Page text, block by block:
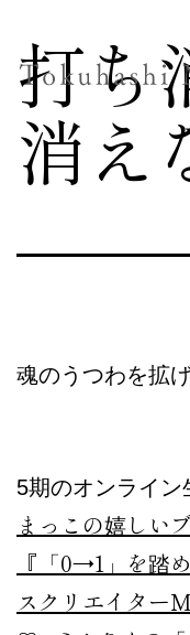
打ち
消え
魂のうつわを拡
5期のオンライン
まっこの嬉しい
『「0→1」を踏
スクリエイター